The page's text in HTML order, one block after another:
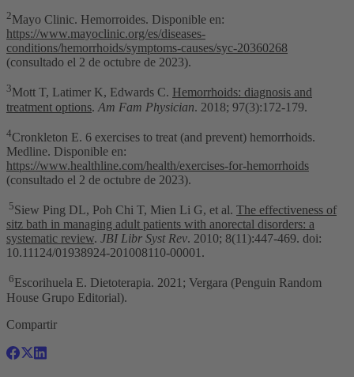
2Mayo Clinic. Hemorroides. Disponible en:
https://www.mayoclinic.org/es/diseases-
conditions/hemorrhoids/symptoms-causes/syc-20360268
(consultado el 2 de octubre de 2023).
3Mott T, Latimer K, Edwards C. Hemorrhoids: diagnosis and
treatment options. Am Fam Physician. 2018; 97(3):172-179.
4Cronkleton E. 6 exercises to treat (and prevent) hemorrhoids.
Medline. Disponible en:
https://www.healthline.com/health/exercises-for-hemorrhoids
(consultado el 2 de octubre de 2023).
5Siew Ping DL, Poh Chi T, Mien Li G, et al. The effectiveness of
sitz bath in managing adult patients with anorectal disorders: a
systematic review. JBI Libr Syst Rev. 2010; 8(11):447-469. doi:
10.11124/01938924-201008110-00001.
6Escorihuela E. Dietoterapia. 2021; Vergara (Penguin Random
House Grupo Editorial).
Compartir